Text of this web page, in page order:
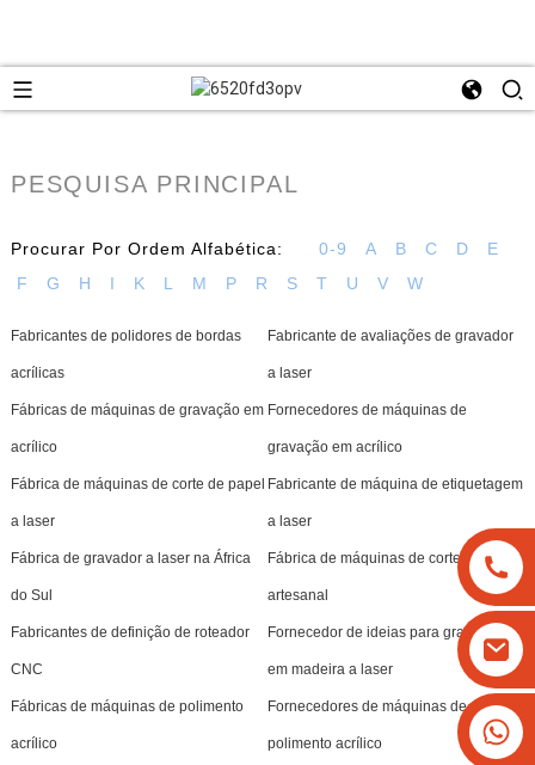
PESQUISA PRINCIPAL
Procurar Por Ordem Alfabética: 0-9 A B C D
E
F
G H I K L M P R S T U V W
Fabricantes de polidores de bordas
acrílicas
Fabricante de avaliações de gravador
a laser
Fábricas de máquinas de gravação em
acrílico
Fornecedores de máquinas de
gravação em acrílico
Fábrica de máquinas de corte de papel
a laser
Fabricante de máquina de etiquetagem
a laser
Fábrica de gravador a laser na África
do Sul
Fábrica de máquinas de corte a laser
artesanal
Fabricantes de definição de roteador
CNC
Fornecedor de ideias para gravação
em madeira a laser
Fábricas de máquinas de polimento
acrílico
Fornecedores de máquinas de
polimento acrílico